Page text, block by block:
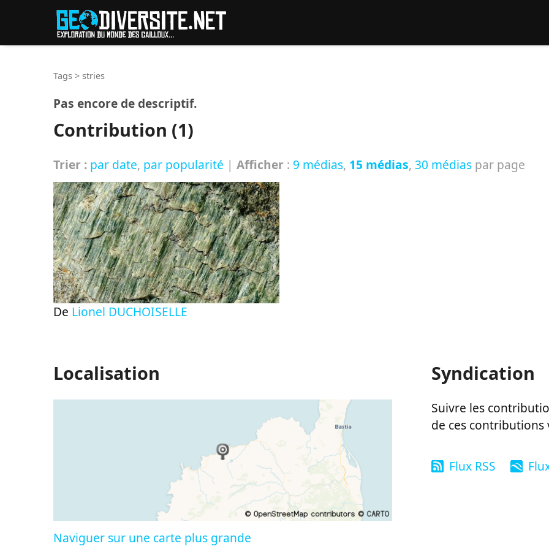
Tags > stries
Pas encore de descriptif.
Contribution (1)
Trier : par date, par popularité | Afficher : 9 médias, 15 médias, 30 médias par page
De Lionel DUCHOISELLE
Localisation
Naviguer sur une carte plus grande
Syndication
Suivre les
de ces
Flux RSS